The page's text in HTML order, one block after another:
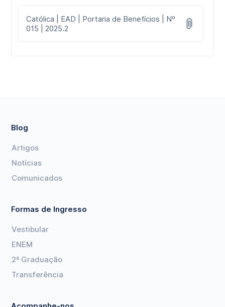
Católica | EAD | Portaria de Benefícios | Nº
015 | 2025.2
Blog
Artigos
Notícias
Comunicados
Formas de Ingresso
Vestibular
ENEM
2ª Graduação
Transferência